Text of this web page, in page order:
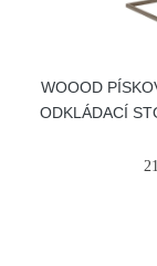
WOOOD
ODKLÁDACÍ